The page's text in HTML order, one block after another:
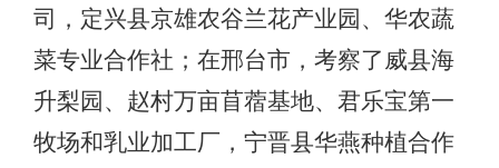
司，定兴县京雄农谷兰花产业园、华农蔬
菜专业合作社；在邢台市，考察了威县海
升梨园、赵村万亩苜蓿基地、君乐宝第一
牧场和乳业加工厂，宁晋县华燕种植合作